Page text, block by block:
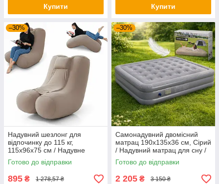
Купити Купити
–30%
Надувний шезлонг для
відпочинку до 115 кг,
115х96x75 см / Надувне
крісло / Лінивий диван /
Надувний диван
Готово до відправки
895 ₴ 1 278,57 ₴
–30%
Самонадувний двомісний
матрац 190х135х36 см, Сірий
/ Надувний матрац для сну /
Матрац для кемпінгу
Готово до відправки
2 205 ₴ 3 150 ₴